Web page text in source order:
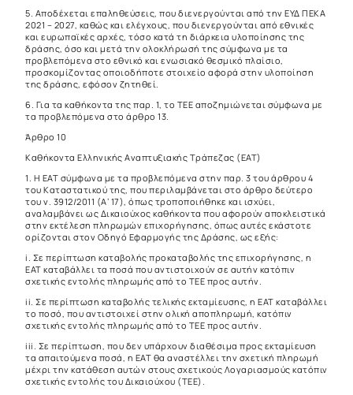
5. Αποδέχεται επαληθεύσεις, που διενεργούνται από την ΕΥΔ ΠΕΚΑ
2021 – 2027, καθώς και ελέγχους, που διενεργούνται από εθνικές
και ευρωπαϊκές αρχές, τόσο κατά τη διάρκεια υλοποίησης της
δράσης, όσο και μετά την ολοκλήρωσή της σύμφωνα με τα
προβλεπόμενα στο εθνικό και ενωσιακό θεσμικό πλαίσιο,
προσκομίζοντας οποιοδήποτε στοιχείο αφορά στην υλοποίηση
της δράσης, εφόσον ζητηθεί.
6. Για τα καθήκοντα της παρ. 1, το ΤΕΕ αποζημιώνεται σύμφωνα με
τα προβλεπόμενα στο άρθρο 13.
Άρθρο 10
Καθήκοντα Ελληνικής Αναπτυξιακής Τράπεζας (ΕΑΤ)
1. Η ΕΑΤ σύμφωνα με τα προβλεπόμενα στην παρ. 3 του άρθρου 4
του Καταστατικού της, που περιλαμβάνεται στο άρθρο δεύτερο
του ν. 3912/2011 (Α’ 17), όπως τροποποιήθηκε και ισχύει,
αναλαμβάνει ως Δικαιούχος καθήκοντα που αφορούν αποκλειστικά
στην εκτέλεση πληρωμών επιχορήγησης, όπως αυτές εκάστοτε
ορίζονται στον Οδηγό Εφαρμογής της Δράσης, ως εξής:
i. Σε περίπτωση καταβολής προκαταβολής της επιχορήγησης, η
ΕΑΤ καταβάλλει τα ποσά που αντιστοιχούν σε αυτήν κατόπιν
σχετικής εντολής πληρωμής από το ΤΕΕ προς αυτήν.
ii. Σε περίπτωση καταβολής τελικής εκταμίευσης, η ΕΑΤ καταβάλλει
το ποσό, που αντιστοιχεί στην ολική αποπληρωμή, κατόπιν
σχετικής εντολής πληρωμής από το ΤΕΕ προς αυτήν.
iii. Σε περίπτωση, που δεν υπάρχουν διαθέσιμα προς εκταμίευση
τα απαιτούμενα ποσά, η ΕΑΤ θα αναστέλλει την σχετική πληρωμή
μέχρι την κατάθεση αυτών στους σχετικούς Λογαριασμούς κατόπιν
σχετικής εντολής του Δικαιούχου (ΤΕΕ).